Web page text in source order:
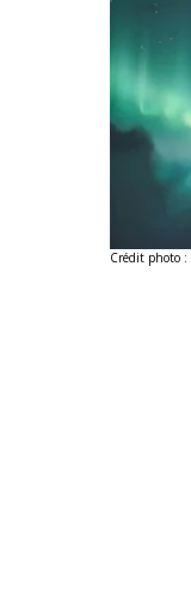
Crédit photo :